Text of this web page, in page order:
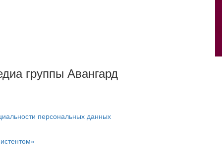
группы Авангард
персональных данных